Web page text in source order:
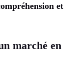
et
marché en